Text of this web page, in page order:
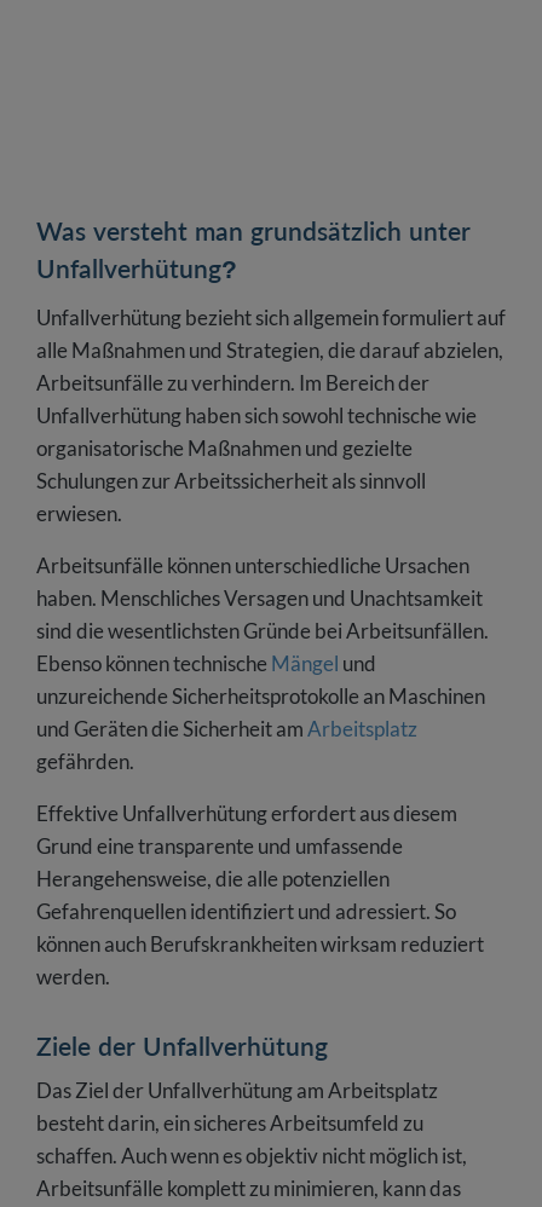
Was versteht man grundsätzlich unter
Unfallverhütung?
Unfallverhütung bezieht sich allgemein formuliert auf
alle Maßnahmen und Strategien, die darauf abzielen,
Arbeitsunfälle zu verhindern. Im Bereich der
Unfallverhütung haben sich sowohl technische wie
organisatorische Maßnahmen und gezielte
Schulungen zur Arbeitssicherheit als sinnvoll
erwiesen.
Arbeitsunfälle können unterschiedliche Ursachen
haben. Menschliches Versagen und Unachtsamkeit
sind die wesentlichsten Gründe bei Arbeitsunfällen.
Ebenso können technische Mängel und
unzureichende Sicherheitsprotokolle an Maschinen
und Geräten die Sicherheit amArbeitsplatz
gefährden.
Effektive Unfallverhütung erfordert aus diesem
Grund eine transparente und umfassende
Herangehensweise, die alle potenziellen
Gefahrenquellen identifiziert und adressiert. So
können auch Berufskrankheiten wirksam reduziert
werden.
Ziele der Unfallverhütung
Das Ziel der Unfallverhütung am Arbeitsplatz
besteht darin, ein sicheres Arbeitsumfeld zu
schaffen. Auch wenn es objektiv nicht möglich ist,
Arbeitsunfälle komplett zu minimieren, kann das